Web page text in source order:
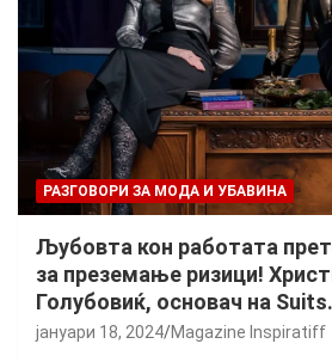
РАЗГОВОРИ ЗА МОДА И УБАВИНА
Љубовта кон работата
за преземање ризици!
Голубовиќ, основач на
јануари 18, 2024 Magazine Inspiratiff